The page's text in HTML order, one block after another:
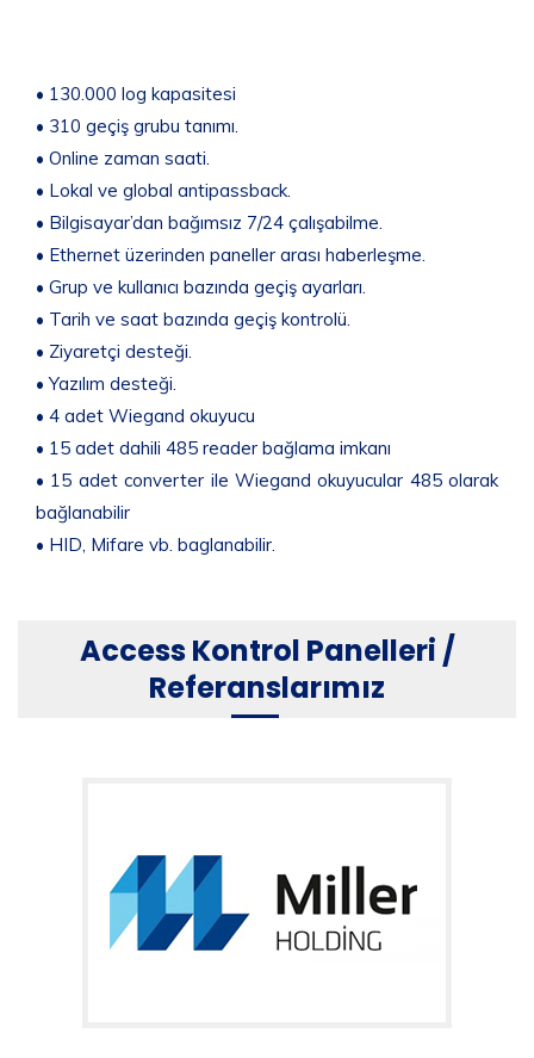
• 130.000 log kapasitesi
• 310 geçiş grubu tanımı.
• Online zaman saati.
• Lokal ve global antipassback.
• Bilgisayar’dan bağımsız 7/24 çalışabilme.
• Ethernet üzerinden paneller arası haberleşme.
• Grup ve kullanıcı bazında geçiş ayarları.
• Tarih ve saat bazında geçiş kontrolü.
• Ziyaretçi desteği.
• Yazılım desteği.
• 4 adet Wiegand okuyucu
• 15 adet dahili 485 reader bağlama imkanı
• 15 adet converter ile Wiegand okuyucular 485 olarak
bağlanabilir
• HID, Mifare vb. baglanabilir.
Access Kontrol Panelleri /
Referanslarımız